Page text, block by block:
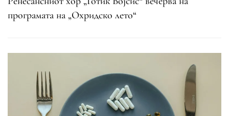
програмата на „Охридско лето“